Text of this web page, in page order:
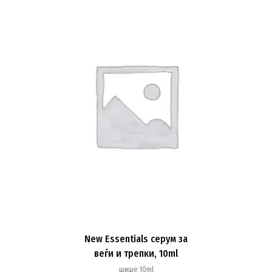
New Essentials серум за
веѓи и трепки, 10ml
шише 10ml